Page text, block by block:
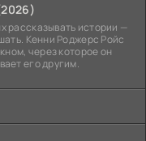
рассказывать истории —
Кенни Роджерс Ройс
через которое он
его другим.